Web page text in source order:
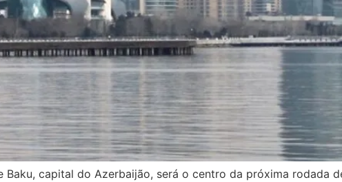
Baku, capital do Azerbaijão, será o centro da próxima rodada